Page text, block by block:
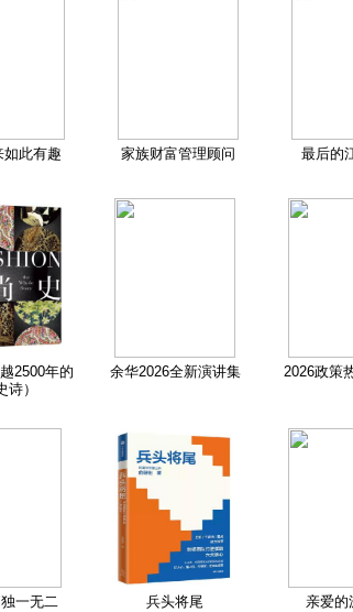
如此有趣 家族财富管理顾问 最后的
2500年的
诗）
余华2026全新演讲集 2026政策
一无二 兵头将尾 亲爱的